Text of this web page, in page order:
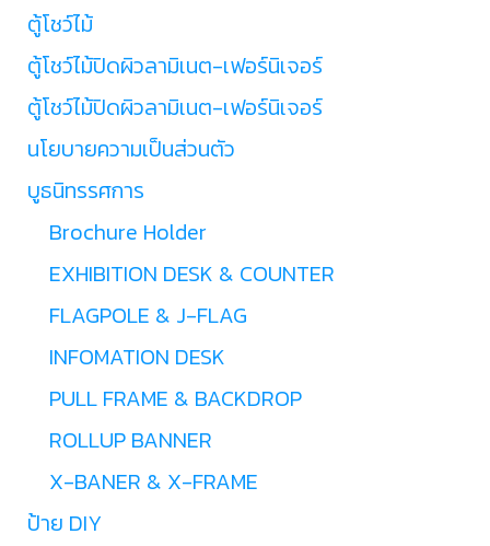
ตู้โชว์ไม้
ตู้โชว์ไม้ปิดผิวลามิเนต-เฟอร์นิเจอร์
ตู้โชว์ไม้ปิดผิวลามิเนต-เฟอร์นิเจอร์
นโยบายความเป็นส่วนตัว
บูธนิทรรศการ
Brochure Holder
EXHIBITION DESK & COUNTER
FLAGPOLE & J-FLAG
INFOMATION DESK
PULL FRAME & BACKDROP
ROLLUP BANNER
X-BANER & X-FRAME
ป้าย DIY